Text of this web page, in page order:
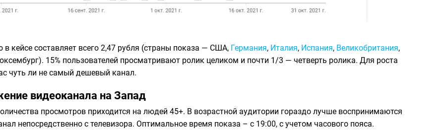
кейсе составляет всего 2,47 рубля (страны показа — США, Германия, Италия, Испания, Великобритания,
15% пользователей просматривают ролик целиком и почти 1/3 — четверть ролика. Для роста
чуть ли не самый дешевый канал.
видеоканала на Запад
просмотров приходится на людей 45+. В возрастной аудитории гораздо лучше воспринимаются
непосредственно с телевизора. Оптимальное время показа – с 19:00, с учетом часового пояса.